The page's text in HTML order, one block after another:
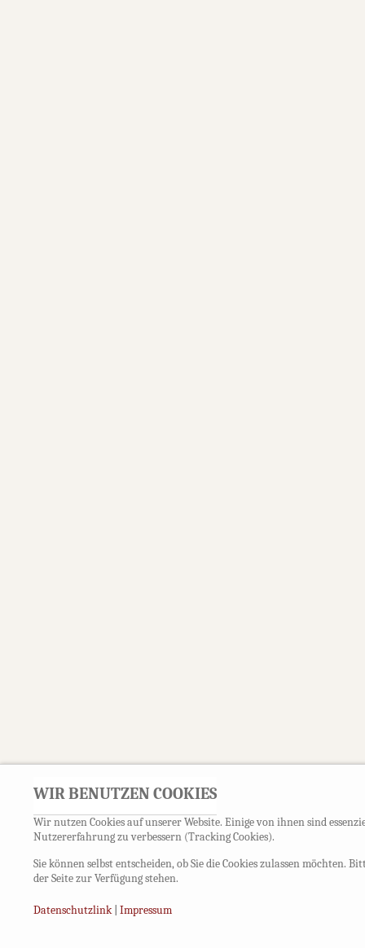
WIR BENUTZEN COOKIES
Wir nutzen Cookies auf unserer Website. Einige von ihnen sind
Nutzererfahrung zu verbessern (Tracking Cookies).
Sie können selbst entscheiden, ob Sie die Cookies zulassen
der Seite zur Verfügung stehen.
Datenschutzlink Impressum